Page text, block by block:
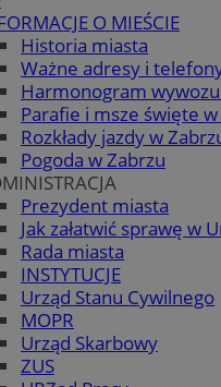
O MIEŚCIE
Historia miasta
Ważne adresy i
Harmonogram
Parafie i msze święte
Rozkłady jazdy w
Pogoda w Zabrzu
Prezydent miasta
Jak załatwić sprawę w
Rada miasta
INSTYTUCJE
Urząd Stanu Cywilnego
MOPR
Urząd Skarbowy
ZUS